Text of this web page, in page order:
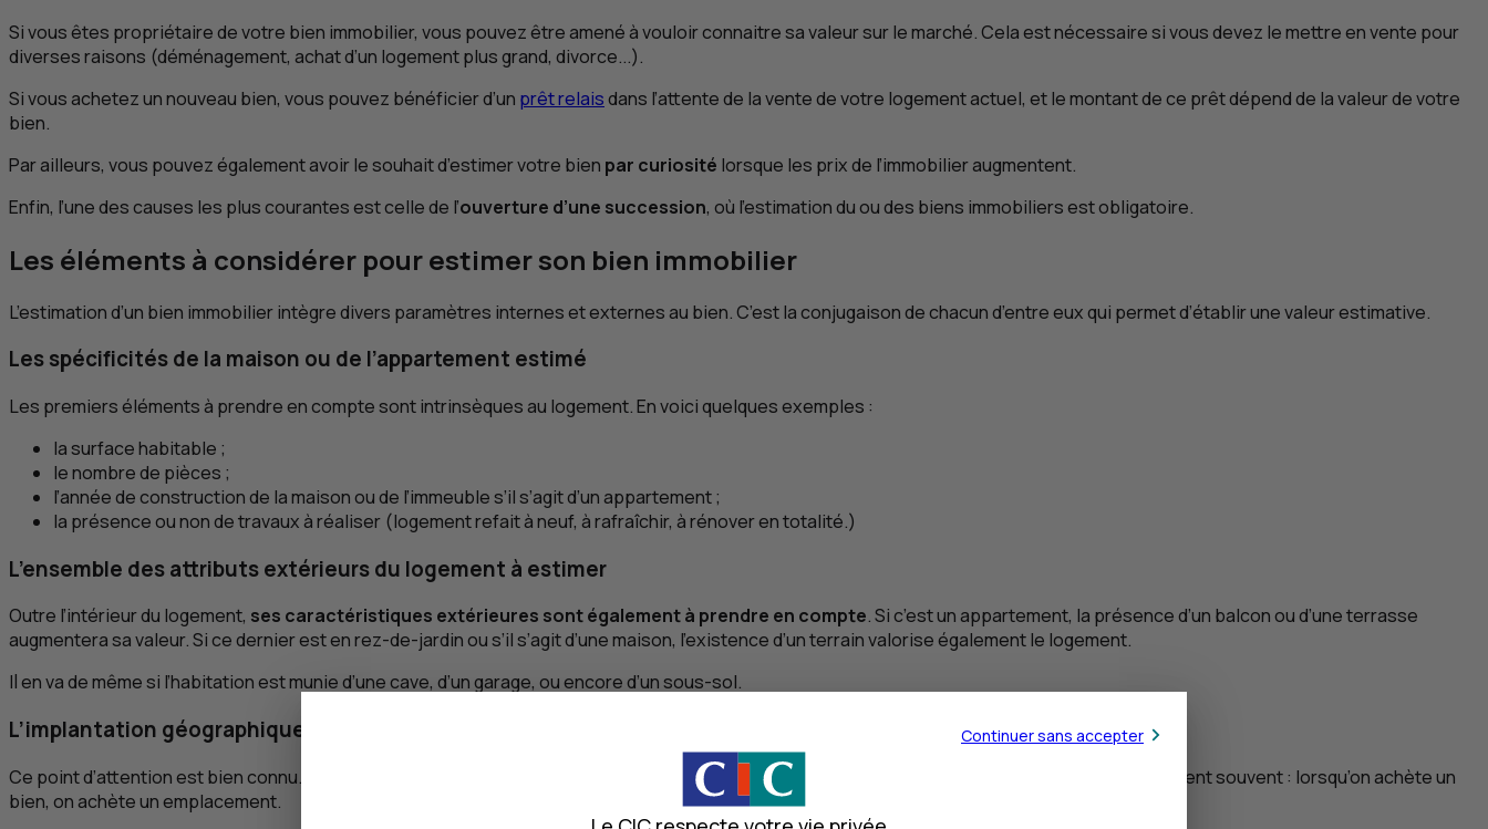
Si vous êtes propriétaire de votre bien immobilier, vous pouvez être amené à vouloir connaitre sa valeur sur le marché. Cela est nécessaire si vous devez le mettre en vente pour
diverses raisons (déménagement, achat d’un logement plus grand, divorce...).
Si vous achetez un nouveau bien, vous pouvez bénéficier d’un prêt relaisdans l’attente de la vente de votre logement actuel, et le montant de ce prêt dépend de la valeur de votre
bien.
Par ailleurs, vous pouvez également avoir le souhait d’estimer votre bien par curiosité lorsque les prix de l’immobilier augmentent.
Enfin, l’une des causes les plus courantes est celle de l’ouverture d’une succession, où l’estimation du ou des biens immobiliers est obligatoire.
Les éléments à considérer pour estimer son bien immobilier
L’estimation d’un bien immobilier intègre divers paramètres internes et externes au bien. C’est la conjugaison de chacun d’entre eux qui permet d’établir une valeur estimative.
Les spécificités de la maison ou de l’appartement estimé
Les premiers éléments à prendre en compte sont intrinsèques au logement. En voici quelques exemples :
la surface habitable ;
le nombre de pièces ;
l’année de construction de la maison ou de l’immeuble s’il s’agit d’un appartement ;
la présence ou non de travaux à réaliser (logement refait à neuf, à rafraîchir, à rénover en totalité.)
L’ensemble des attributs extérieurs du logement à estimer
Outre l’intérieur du logement, ses caractéristiques extérieures sont également à prendre en compte. Si c’est un appartement, la présence d’un balcon ou d’une terrasse
augmentera sa valeur. Si ce dernier est en rez-de-jardin ou s’il s’agit d’une maison, l’existence d’un terrain valorise également le logement.
Il en va de même si l’habitation est munie d’une cave, d’un garage, ou encore d’un sous-sol.
L’implantation géographique du bien immobilier
Ce point d’attention est bien connu. La localisation est cruciale pour déterminer la valeur d’un bien
. Les professionnels de l’immobilier le disent souvent : lorsqu’on achète un
bien, on achète un emplacement.
Continuer sans accepter